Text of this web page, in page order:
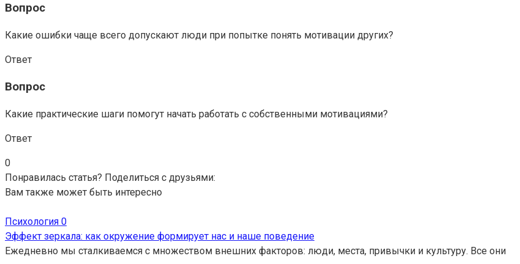
Вопрос
Какие ошибки чаще всего допускают люди при попытке понять мотивации других?
Ответ
Вопрос
Какие практические шаги помогут начать работать с собственными мотивациями?
Ответ
0
Понравилась статья? Поделиться с друзьями:
Вам также может быть интересно
Психология 0
Эффект зеркала: как окружение формирует нас и наше поведение
Ежедневно мы сталкиваемся с множеством внешних факторов: люди, места, привычки и культуру. Все они